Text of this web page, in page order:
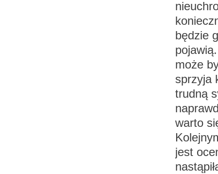
będzie
może
sprzyja
trudną
warto
jest